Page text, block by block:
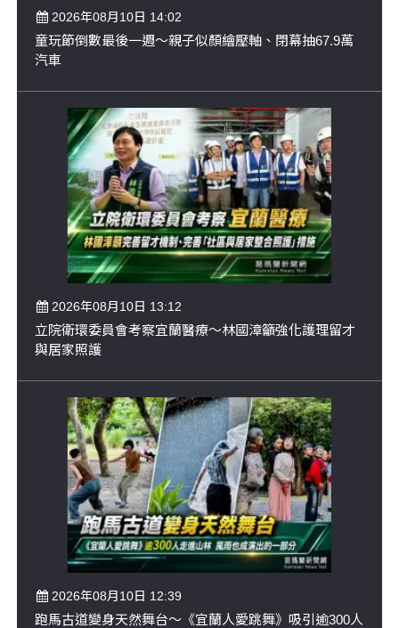
2026年08月10日 14:02
童玩節倒數最後一週～親子似顏繪壓軸、閉幕抽67.9萬
汽車
2026年08月10日 13:12
立院衛環委員會考察宜蘭醫療～林國漳籲強化護理留才
與居家照護
2026年08月10日 12:39
跑馬古道變身天然舞台～《宜蘭人愛跳舞》吸引逾300人